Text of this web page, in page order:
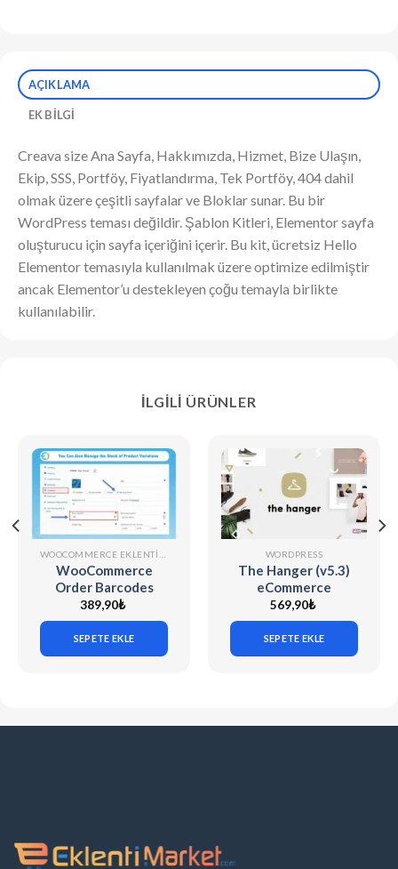
AÇIKLAMA
EK BILGI
Creava size Ana Sayfa, Hakkımızda, Hizmet, Bize Ulaşın,
Ekip, SSS, Portföy, Fiyatlandırma, Tek Portföy, 404 dahil
olmak üzere çeşitli sayfalar ve Bloklar sunar. Bu bir
WordPress teması değildir. Şablon Kitleri, Elementor sayfa
oluşturucu için sayfa içeriğini içerir. Bu kit, ücretsiz Hello
Elementor temasıyla kullanılmak üzere optimize edilmiştir
ancak Elementor’u destekleyen çoğu temayla birlikte
kullanılabilir.
İLGILI ÜRÜNLER
WooCommerce
Order Barcodes
(v1.9.8)
389,90₺
SEPETE EKLE
WORDPRESS
The Hanger (v5.3)
eCommerce
WordPress Theme
for WooCommerce
569,90₺
SEPETE EKLE